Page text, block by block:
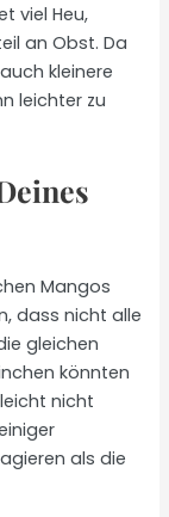
viel Heu,
an Obst. Da
kleinere
leichter zu
Mangos
dass nicht alle
gleichen
könnten
nicht
als die